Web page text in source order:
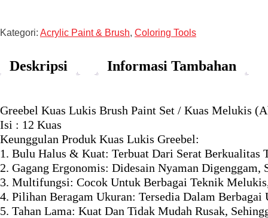
Kategori: Acrylic Paint & Brush, Coloring Tools
Deskripsi Informasi Tambahan
Greebel Kuas Lukis Brush Paint Set / Kuas Melukis
Isi : 12 Kuas
Keunggulan Produk Kuas Lukis Greebel:
1. Bulu Halus & Kuat: Terbuat Dari Serat Berkualitas
2. Gagang Ergonomis: Didesain Nyaman
3. Multifungsi: Cocok Untuk Berbagai Teknik
4. Pilihan Beragam Ukuran: Tersedia Dalam
5. Tahan Lama: Kuat Dan Tidak Mudah Rusak,